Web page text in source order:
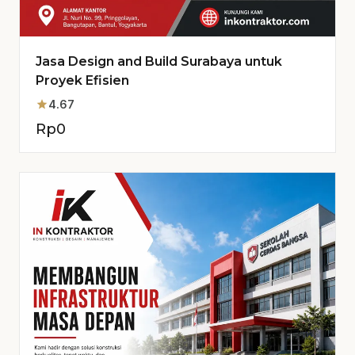
Jasa Design and Build Surabaya untuk
Proyek Efisien
star4.67
Rp0